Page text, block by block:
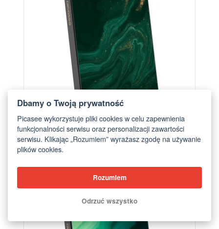
Dbamy o Twoją prywatność
Picasee wykorzystuje pliki cookies w celu zapewnienia
funkcjonalności serwisu oraz personalizacji zawartości
serwisu. Klikając „Rozumiem” wyrażasz zgodę na używanie
plików cookies.
Rozumiem
Odrzuć wszystko